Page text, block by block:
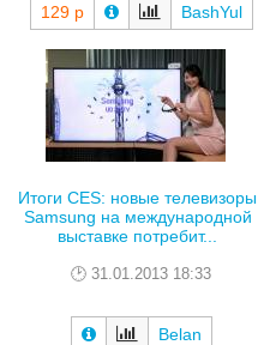
129 р BashYul
Итоги CES: новые телевизоры
Samsung на международной
выставке потребит...
31.01.2013 18:33
Belan